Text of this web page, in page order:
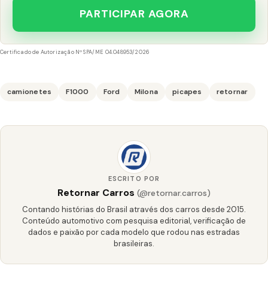
PARTICIPAR AGORA
Certificado de Autorização Nº SPA/ME 04.048953/2026
camionetes F1000 Ford Milona picapes retornar
ESCRITO POR
Retornar Carros (@retornar.carros)
Contando histórias do Brasil através dos carros desde 2015.
Conteúdo automotivo com pesquisa editorial, verificação de
dados e paixão por cada modelo que rodou nas estradas
brasileiras.